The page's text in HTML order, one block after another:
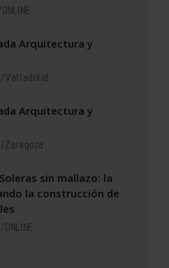
ONLINE
Arquitectura y
/Valladolid
Arquitectura y
/Zaragoza
Soleras sin mallazo: la
la construcción de
/ONLINE